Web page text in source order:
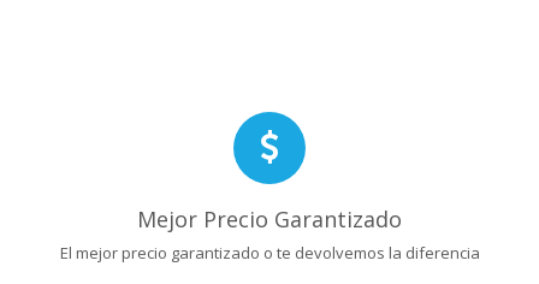
Mejor Precio Garantizado
El mejor precio garantizado o te devolvemos la diferencia